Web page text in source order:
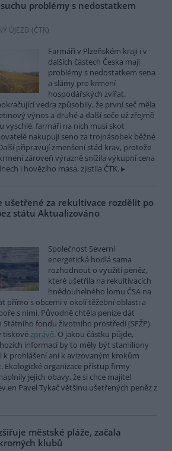
problémy s nedostatkem
ÚJEZD (ČTK)
Farmáři v Plzeňském kraji i v
dalších částech Česka mají
problémy s nedostatkem sena
a slámy pro krmení
hospodářských zvířat.
vedra způsobily, že první seč měla
výnos a druhé a další seče už zřejmě
vyschlé, farmáři na nich musí skot
nakupují seno za trojnásobek běžné
připravují zmenšení stád krav, protože
zároveň výrazně snížila výkupní cena
i hovězího masa, zjistila ČTK.
ušetřené za rekultivace rozdělit po
státu Aktualizováno
Společnost Severní
energetická hodlá sama
rozhodnout o využití peněz,
které ušetřila na rekultivacích
hnědouhelného lomu ČSA na
přímo s obcemi v okolí těžební oblasti a
s nimi. Původně chtěla peníze dát
fondu životního prostředí (SFŽP).
tiskovézprávě. O jakou částku půjde,
informací by to měly být stamiliony
k prohlášení ani k avizovaným krokům
Ekologické organizace přístup firmy
jejich obavy, že si chce majitel
Pavel Tykač většinu ušetřených peněz z
městské pláže, začala
klubů